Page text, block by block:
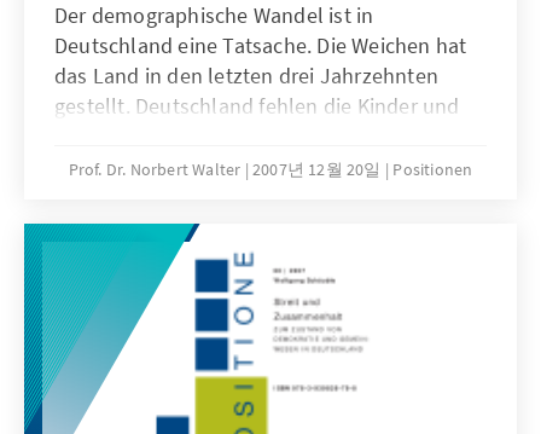
Der demographische Wandel ist in
Deutschland eine Tatsache. Die Weichen hat
das Land in den letzten drei Jahrzehnten
gestellt. Deutschland fehlen die Kinder und
Arbeitskräfte. Damit fehlen ausgerechnet
sich rasch wandelnden Welt voranbringen
können. Rede von Prof. Dr. Norbert Walter auf
dem „Forum Zukunft” des Bildungszentrums
Schloss Wendgräben der Konrad-Adenauer-
Stiftung am 15. Oktober 2007 in Magdeburg
über die Chancen und Herausforderungen des
demographischen Wandels für Deutschland.
Prof. Dr. Norbert Walter 2007년 12월 20일 Positionen